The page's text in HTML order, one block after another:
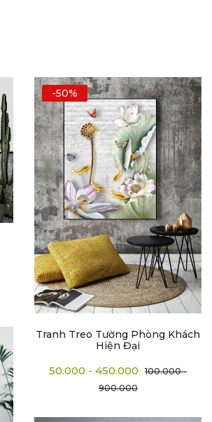
-50%
Tranh Treo Tường Phòng Khách
Hiện Đại
50.000 - 450.000
100.000 -
900.000